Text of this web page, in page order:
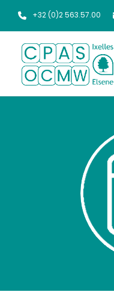
+32 (0)2 563.57.00